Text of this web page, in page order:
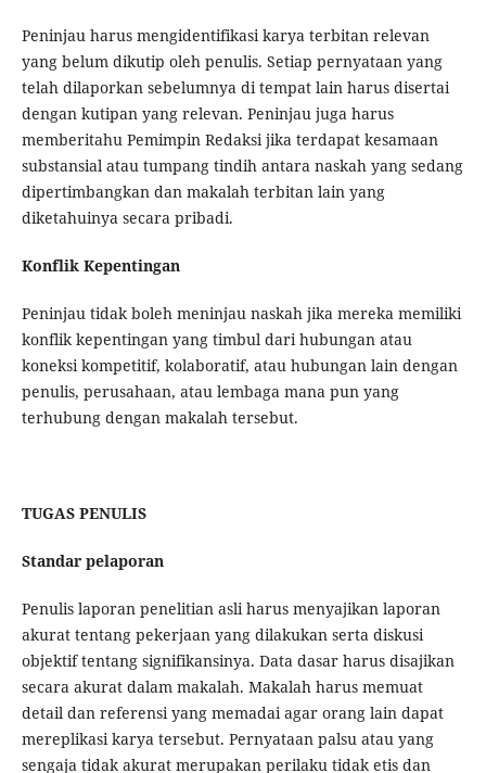
Peninjau harus mengidentifikasi karya terbitan relevan
yang belum dikutip oleh penulis. Setiap pernyataan yang
telah dilaporkan sebelumnya di tempat lain harus disertai
dengan kutipan yang relevan. Peninjau juga harus
memberitahu Pemimpin Redaksi jika terdapat kesamaan
substansial atau tumpang tindih antara naskah yang sedang
dipertimbangkan dan makalah terbitan lain yang
diketahuinya secara pribadi.
Konflik Kepentingan
Peninjau tidak boleh meninjau naskah jika mereka memiliki
konflik kepentingan yang timbul dari hubungan atau
koneksi kompetitif, kolaboratif, atau hubungan lain dengan
penulis, perusahaan, atau lembaga mana pun yang
terhubung dengan makalah tersebut.
TUGAS PENULIS
Standar pelaporan
Penulis laporan penelitian asli harus menyajikan laporan
akurat tentang pekerjaan yang dilakukan serta diskusi
objektif tentang signifikansinya. Data dasar harus disajikan
secara akurat dalam makalah. Makalah harus memuat
detail dan referensi yang memadai agar orang lain dapat
mereplikasi karya tersebut. Pernyataan palsu atau yang
sengaja tidak akurat merupakan perilaku tidak etis dan